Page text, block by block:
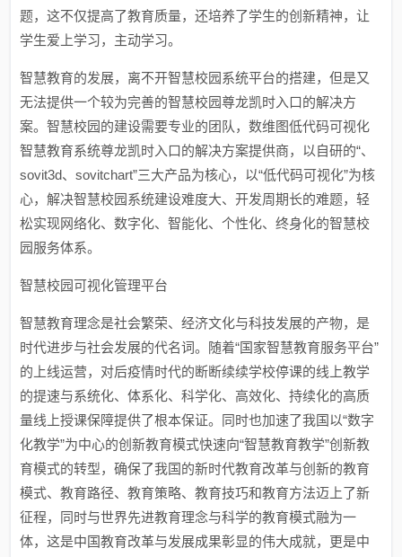
题，这不仅提高了教育质量，还培养了学生的创新精神，让
学生爱上学习，主动学习。
智慧教育的发展，离不开智慧校园系统平台的搭建，但是又
无法提供一个较为完善的智慧校园尊龙凯时入口的解决方
案。智慧校园的建设需要专业的团队，数维图低代码可视化
智慧教育系统尊龙凯时入口的解决方案提供商，以自研的“、
sovit3d、sovitchart”三大产品为核心，以“低代码可视化”为核
心，解决智慧校园系统建设难度大、开发周期长的难题，轻
松实现网络化、数字化、智能化、个性化、终身化的智慧校
园服务体系。
智慧校园可视化管理平台
智慧教育理念是社会繁荣、经济文化与科技发展的产物，是
时代进步与社会发展的代名词。随着“国家智慧教育服务平台”
的上线运营，对后疫情时代的断断续续学校停课的线上教学
的提速与系统化、体系化、科学化、高效化、持续化的高质
量线上授课保障提供了根本保证。同时也加速了我国以“数字
化教学”为中心的创新教育模式快速向“智慧教育教学”创新教
育模式的转型，确保了我国的新时代教育改革与创新的教育
模式、教育路径、教育策略、教育技巧和教育方法迈上了新
征程，同时与世界先进教育理念与科学的教育模式融为一
体，这是中国教育改革与发展成果彰显的伟大成就，更是中